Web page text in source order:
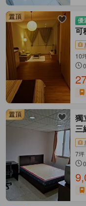
可
10
獨
三
7坪